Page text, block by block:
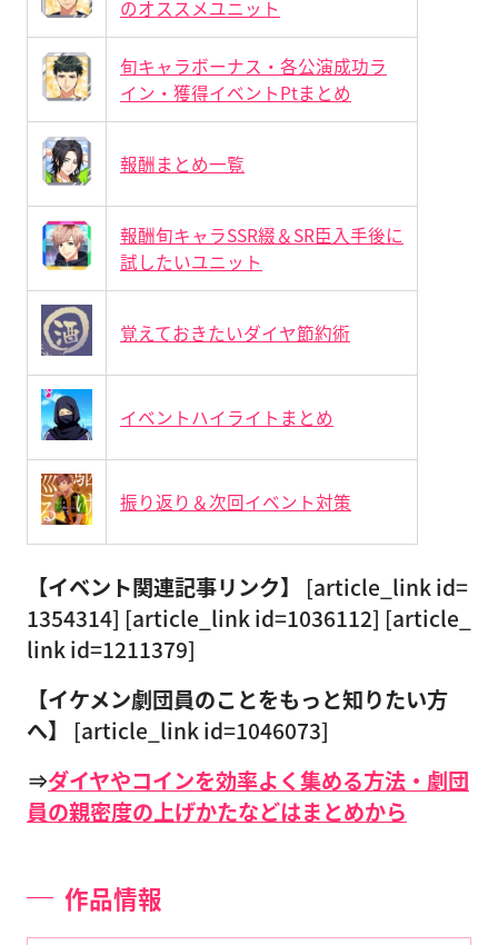
のオススメユニット
旬キャラボーナス・各公演成功ラ
イン・獲得イベントPtまとめ
報酬まとめ一覧
報酬旬キャラSSR綴＆SR臣入手後に
試したいユニット
覚えておきたいダイヤ節約術
イベントハイライトまとめ
振り返り＆次回イベント対策
【イベント関連記事リンク】
[article_link id=
1354314] [article_link id=1036112] [article_
link id=1211379]
【イケメン劇団員のことをもっと知りたい方
へ】
[article_link id=1046073]
⇒ダイヤやコインを効率よく集める方法・劇団
員の親密度の上げかたなどはまとめから
作品情報